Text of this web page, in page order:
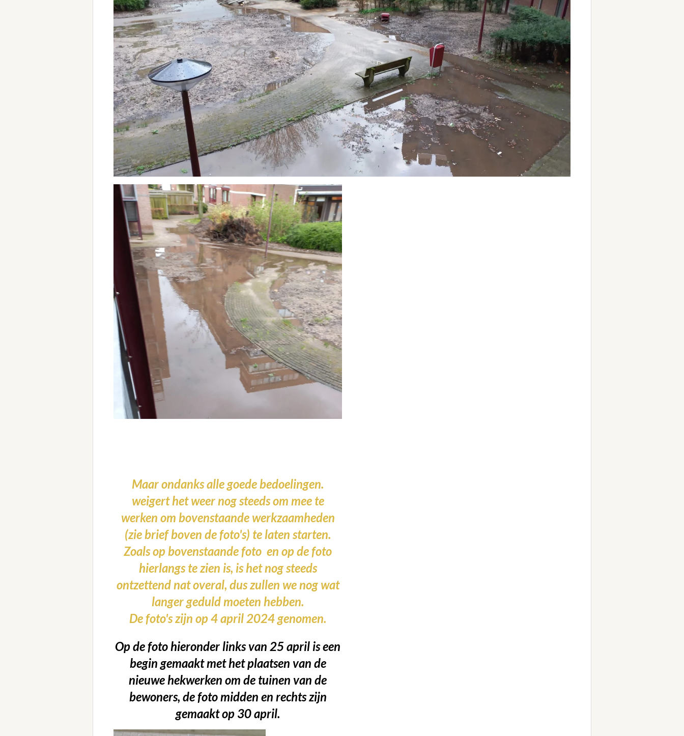
Maar ondanks alle goede bedoelingen.
weigert het weer nog steeds om mee te
werken om bovenstaande werkzaamheden
(zie brief boven de foto's) te laten starten.
Zoals op bovenstaande foto en op de foto
hierlangs te zien is, is het nog steeds
ontzettend nat overal, dus zullen we nog wat
langer geduld moeten hebben.
De foto's zijn op 4 april 2024 genomen.
Op de foto hieronder links van 25 april is een
begin gemaakt met het plaatsen van de
nieuwe hekwerken om de tuinen van de
bewoners, de foto midden en rechts zijn
gemaakt op 30 april.